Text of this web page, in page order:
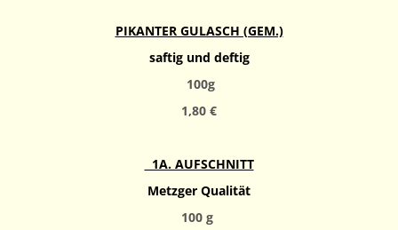
PIKANTER GULASCH (GEM.)
saftig und deftig
100g
1,80 €
1A. AUFSCHNITT
Metzger Qualität
100 g